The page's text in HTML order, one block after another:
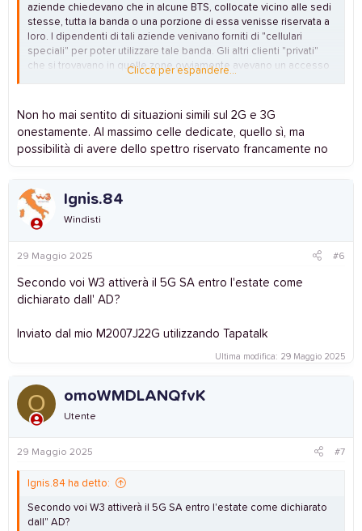
aziende chiedevano che in alcune BTS, collocate vicino alle sedi
stesse, tutta la banda o una porzione di essa venisse riservata a
loro. I dipendenti di tali aziende venivano forniti di "cellulari
speciali" per poter utilizzare tale banda. Gli altri clienti "privati"
che si trovavano in quelle zone ovviamente avevano un accesso
Clicca per espandere...
Non ho mai sentito di situazioni simili sul 2G e 3G
onestamente. Al massimo celle dedicate, quello sì, ma
possibilità di avere dello spettro riservato francamente no
Ignis.84
Windisti
29 Maggio 2025 #6
Secondo voi W3 attiverà il 5G SA entro l'estate come
dichiarato dall' AD?
Inviato dal mio M2007J22G utilizzando Tapatalk
Ultima modifica: 29 Maggio 2025
O omoWMDLANQfvK
Utente
29 Maggio 2025 #7
Ignis.84 ha detto:
Secondo voi W3 attiverà il 5G SA entro l'estate come dichiarato
dall" AD?